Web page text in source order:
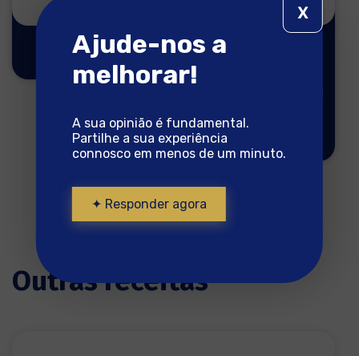
800g
cozinhar
Outras receitas
Ajude-nos a
melhorar!
A sua opinião é fundamental.
Partilhe a sua experiência
connosco em menos de um minuto.
✦ Responder agora
X